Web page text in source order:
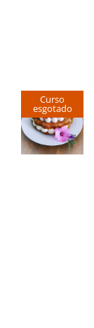
Curso
esgotado